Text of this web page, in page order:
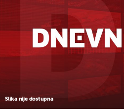
Slika nije dostupna